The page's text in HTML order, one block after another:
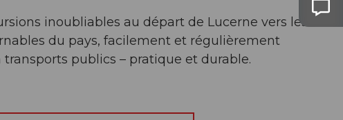
inoubliables au départ de Lucerne vers les
du pays, facilement et régulièrement
transports publics – pratique et durable.